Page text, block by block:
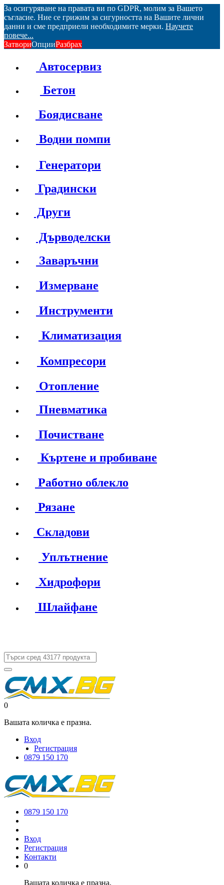
За осигуряване на правата ви по GDPR, молим за Вашето
съгласие. Ние се грижим за сигурността на Вашите лични
данни и сме предприели необходимите мерки. Научете
повече...
ЗатвориОпцииРазбрах
Автосервиз
Бетон
Боядисване
Водни помпи
Генератори
Градински
Други
Дърводелски
Заваръчни
Измерване
Инструменти
Климатизация
Компресори
Отопление
Пневматика
Почистване
Къртене и пробиване
Работно облекло
Рязане
Складови
Уплътнение
Хидрофори
Шлайфане
0
Вашата количка е празна.
Вход
Регистрация
0879 150 170
0879 150 170
Вход
Регистрация
Контакти
0
Вашата количка е празна.